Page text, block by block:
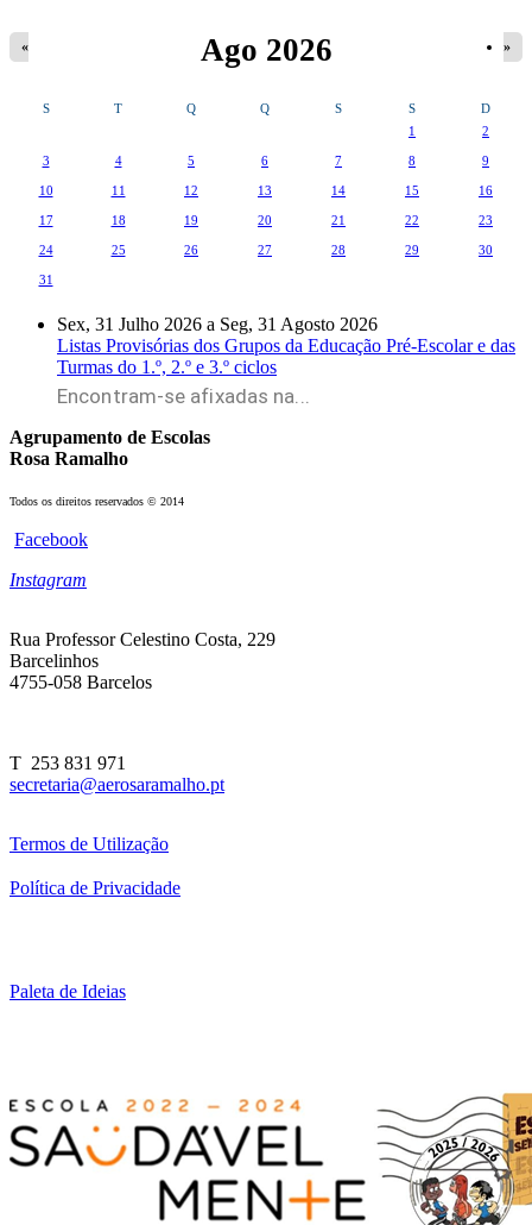
Ago 2026
« »
S T Q Q S S
D
1
2
3 4 5 6 7 8 9
10 11 12 13 14 15 16
17 18 19 20 21 22 23
24 25 26 27 28 29 30
31
Sex, 31 Julho 2026 a Seg, 31 Agosto 2026
Listas Provisórias dos Grupos da Educação Pré-Escolar e das
Turmas do 1.º, 2.º e 3.º ciclos
Encontram-se afixadas na...
Agrupamento de Escolas
Rosa Ramalho
Todos os direitos reservados © 2014
Facebook
Instagram
Rua Professor Celestino Costa, 229
Barcelinhos
4755-058 Barcelos
T 253 831 971
secretaria@aerosaramalho.pt
Termos de Utilização
Política de Privacidade
Paleta de Ideias